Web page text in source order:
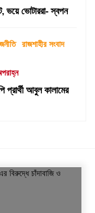
ভয়ে ভোটাররা- স্বপন
রাজশাহীর সংবাদ
প্রার্থী আবুল কালামের